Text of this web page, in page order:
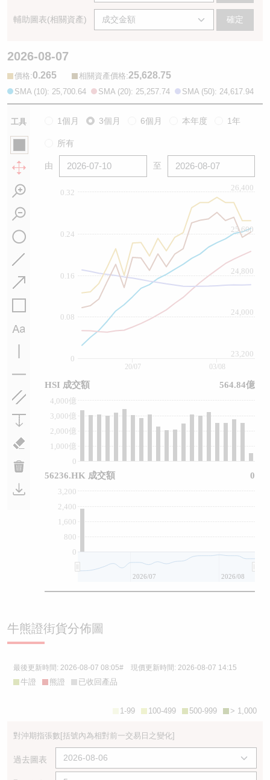
輔助圖表(相關資產) 確定
2026-08-07
價格:0.265 相關資產價格:25,628.75
SMA (10): 25,700.64 SMA (20): 25,257.74 SMA (50): 24,617.94
工具 1個月 3個月 6個月 本年度 1年
所有
由 至
0
0.08
0.16
0.24
0.32
23,200
24,000
24,800
25,600
26,400
0
1,000億
2,000億
3,000億
4,000億
0
800
1,600
2,400
3,200
20/07 03/08
2026/07 2026/08
HSI 成交額 564.84億
56236.HK 成交額 0
牛熊證街貨分佈圖
最後更新時間: 2026-08-07 08:05# 現價更新時間: 2026-08-07 14:15
牛證 熊證 已收回產品
> 1,000
500-999
100-499
1-99
對沖期指張數[括號內為相對前一交易日之變化]
過去圖表